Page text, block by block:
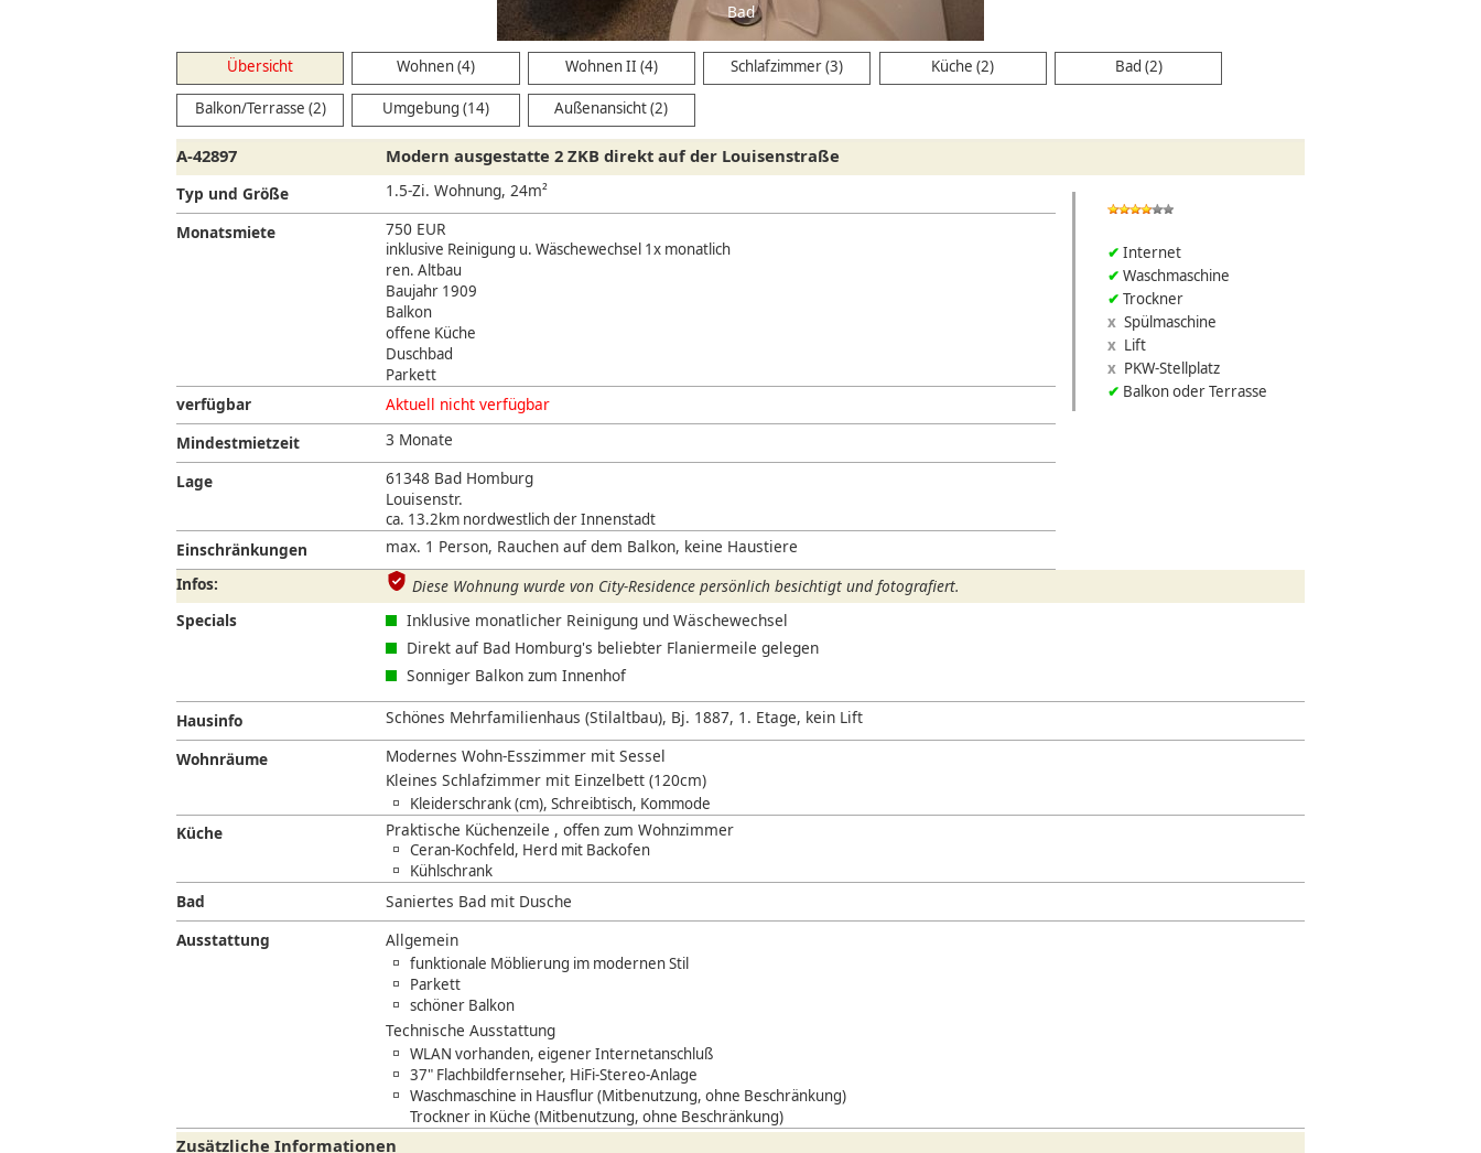
Bad
Übersicht Wohnen (4) Wohnen II (4) Schlafzimmer (3) Küche (2) Bad (2)
Balkon/Terrasse (2) Umgebung (14) Außenansicht (2)
A-42897 Modern ausgestatte 2 ZKB direkt auf der Louisenstraße
Internet
Waschmaschine
Trockner
Spülmaschine
Lift
PKW-Stellplatz
Balkon oder Terrasse
Typ und Größe
1.5-Zi. Wohnung, 24m²
Monatsmiete
750 EUR
inklusive Reinigung u. Wäschewechsel 1x monatlich
ren. Altbau
Baujahr 1909
Balkon
offene Küche
Duschbad
Parkett
verfügbar
Aktuell nicht verfügbar
Mindestmietzeit
3 Monate
Lage
61348 Bad Homburg
Louisenstr.
ca. 13.2km nordwestlich der Innenstadt
Einschränkungen
max. 1 Person, Rauchen auf dem Balkon, keine Haustiere
Infos:
Diese Wohnung wurde von City-Residence persönlich besichtigt und fotografiert.
Specials
Inklusive monatlicher Reinigung und Wäschewechsel
Direkt auf Bad Homburg's beliebter Flaniermeile gelegen
Sonniger Balkon zum Innenhof
Hausinfo
Schönes Mehrfamilienhaus (Stilaltbau), Bj. 1887, 1. Etage, kein Lift
Wohnräume
Modernes Wohn-Esszimmer mit Sessel
Kleines Schlafzimmer mit Einzelbett (120cm)
Kleiderschrank (cm), Schreibtisch, Kommode
Küche Praktische Küchenzeile , offen zum Wohnzimmer
Ceran-Kochfeld, Herd mit Backofen
Kühlschrank
Bad
Saniertes Bad mit Dusche
Ausstattung
Allgemein
funktionale Möblierung im modernen Stil
Parkett
schöner Balkon
Technische Ausstattung
WLAN vorhanden, eigener Internetanschluß
37" Flachbildfernseher, HiFi-Stereo-Anlage
Waschmaschine in Hausflur (Mitbenutzung, ohne Beschränkung)
Trockner in Küche (Mitbenutzung, ohne Beschränkung)
Zusätzliche Informationen